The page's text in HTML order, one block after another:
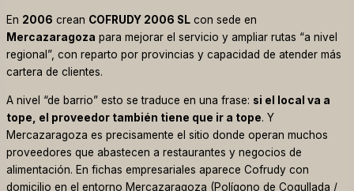
En 2006 crean COFRUDY 2006 SL con sede en
Mercazaragoza para mejorar el servicio y ampliar rutas “a nivel
regional”, con reparto por provincias y capacidad de atender más
cartera de clientes.
A nivel “de barrio” esto se traduce en una frase: si el local va a
tope, el proveedor también tiene que ir a tope. Y
Mercazaragoza es precisamente el sitio donde operan muchos
proveedores que abastecen a restaurantes y negocios de
alimentación. En fichas empresariales aparece Cofrudy con
domicilio en el entorno Mercazaragoza (Polígono de Cogullada /